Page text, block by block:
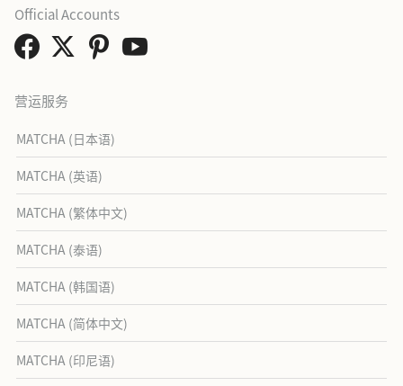
营运服务
MATCHA (日本语)
MATCHA (英语)
MATCHA (繁体中文)
MATCHA (泰语)
MATCHA (韩国语)
MATCHA (简体中文)
MATCHA (印尼语)
Official Accounts